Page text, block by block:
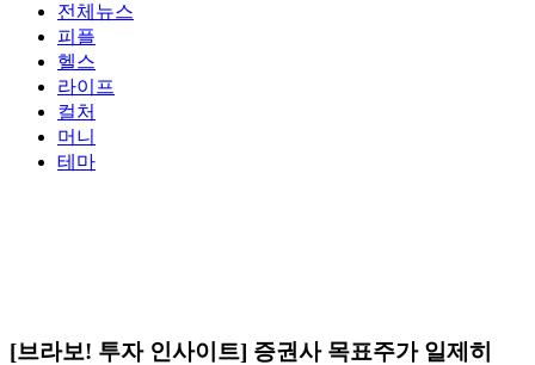
전체뉴스
피플
헬스
라이프
컬처
머니
테마
[브라보! 투자 인사이트] 증권사 목표주가 일제히